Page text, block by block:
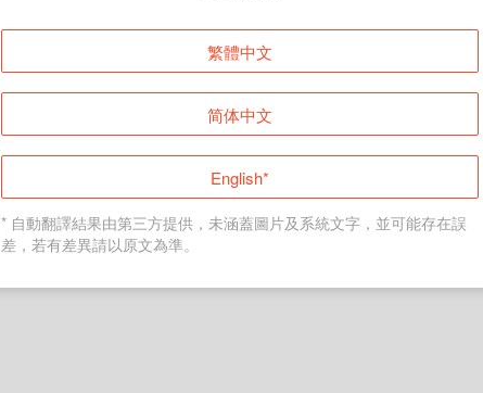
登入
返回首頁
繁體中文
简体中文
English*
* 自動翻譯結果由第三方提供，未涵蓋圖片及系統文字，並可能存在誤
差，若有差異請以原文為準。